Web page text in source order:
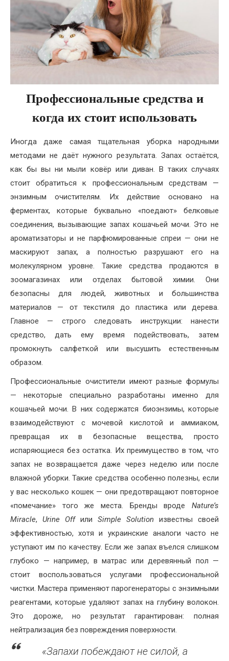
Профессиональные средства и
когда их стоит использовать
Иногда даже самая тщательная уборка народными
методами не даёт нужного результата. Запах остаётся,
как бы вы ни мыли ковёр или диван. В таких случаях
стоит обратиться к профессиональным средствам —
энзимным очистителям. Их действие основано на
ферментах, которые буквально «поедают» белковые
соединения, вызывающие запах кошачьей мочи. Это не
ароматизаторы и не парфюмированные спреи — они не
маскируют запах, а полностью разрушают его на
молекулярном уровне. Такие средства продаются в
зоомагазинах или отделах бытовой химии. Они
безопасны для людей, животных и большинства
материалов — от текстиля до пластика или дерева.
Главное — строго следовать инструкции: нанести
средство, дать ему время подействовать, затем
промокнуть салфеткой или высушить естественным
образом.
Профессиональные очистители имеют разные формулы
— некоторые специально разработаны именно для
кошачьей мочи. В них содержатся биоэнзимы, которые
взаимодействуют с мочевой кислотой и аммиаком,
превращая их в безопасные вещества, просто
испаряющиеся без остатка. Их преимущество в том, что
запах не возвращается даже через неделю или после
влажной уборки. Такие средства особенно полезны, если
у вас несколько кошек — они предотвращают повторное
«помечание» того же места. Бренды вроде Nature’s
Miracle, Urine Offили Simple Solution известны своей
эффективностью, хотя и украинские аналоги часто не
уступают им по качеству. Если же запах въелся слишком
глубоко — например, в матрас или деревянный пол —
стоит воспользоваться услугами профессиональной
чистки. Мастера применяют парогенераторы с энзимными
реагентами, которые удаляют запах на глубину волокон.
Это дороже, но результат гарантирован: полная
нейтрализация без повреждения поверхности.
«Запахи побеждают не силой, а